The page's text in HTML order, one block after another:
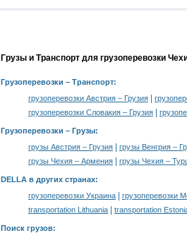
Грузы и Транспорт для грузоперевозки
Грузоперевозки – Транспорт:
грузоперевозки Австрия – Грузия
грузоперевозки Словакия – Грузия
Грузоперевозки – Грузы:
грузы Австрия – Грузия
грузы Венгрия –
грузы Чехия – Армения грузы Чехия –
DELLA в других странах:
грузоперевозки Украина
грузоперевозки
transportation Lithuania transportation
Поиск грузов: